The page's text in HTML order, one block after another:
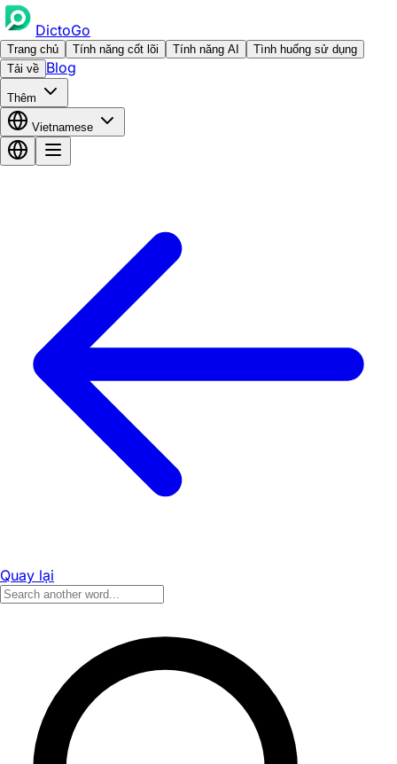
DictoGo
Trang chủ Tính năng cốt lõi Tính năng AI
Tình huống sử dụng
Tải về Blog
Thêm
Vietnamese
Quay lại